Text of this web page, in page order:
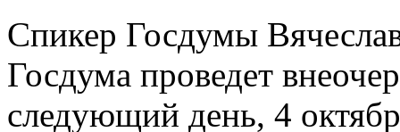
Спикер Госдумы
Госдума проведет
следующий день, 4